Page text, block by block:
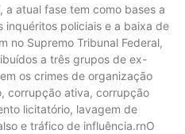
a atual fase tem como bases a
inquéritos policiais e a baixa de
no Supremo Tribunal Federal,
a três grupos de ex-
os crimes de organização
corrupção ativa, corrupção
licitatório, lavagem de
e tráfico de influência.rnO